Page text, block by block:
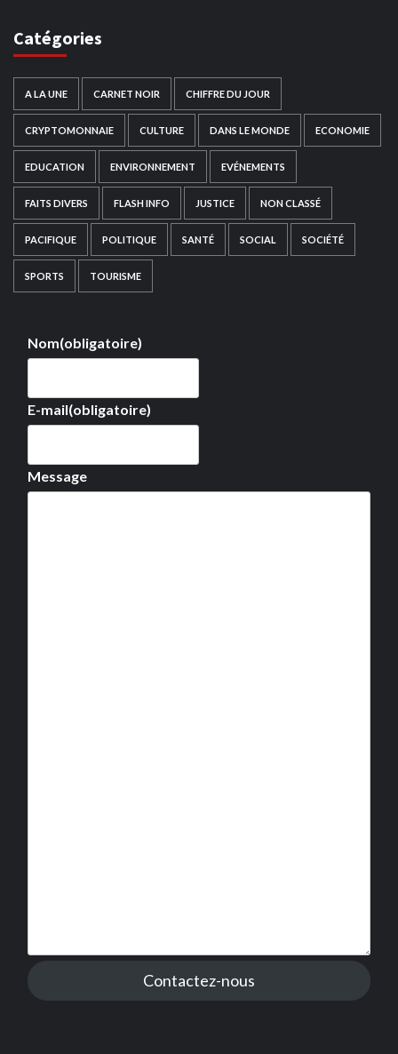
Catégories
A LA UNE CARNET NOIR CHIFFRE DU JOUR
CRYPTOMONNAIE CULTURE DANS LE MONDE ECONOMIE
EDUCATION ENVIRONNEMENT EVÉNEMENTS
FAITS DIVERS FLASH INFO JUSTICE NON CLASSÉ
PACIFIQUE POLITIQUE SANTÉ SOCIAL SOCIÉTÉ
SPORTS TOURISME
Nom(obligatoire)
E-mail(obligatoire)
Message
Contactez-nous